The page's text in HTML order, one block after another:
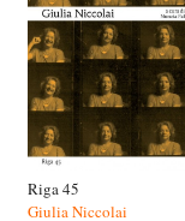
Riga 45
Giulia Niccolai